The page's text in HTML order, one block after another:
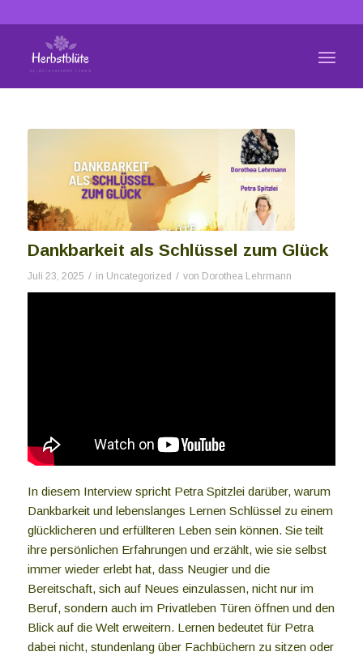
Dankbarkeit als Schlüssel zum Glück
Juli 23, 2025 / in Uncategorized / von Dorothea Lehrmann
In diesem Interview spricht Petra Spitzlei darüber, warum
Dankbarkeit und lebenslanges Lernen Schlüssel zu einem
glücklicheren und erfüllteren Leben sein können. Sie teilt
ihre persönlichen Erfahrungen und erzählt, wie sie selbst
immer wieder erlebt hat, dass Neugier und die
Bereitschaft, sich auf Neues einzulassen, nicht nur im
Beruf, sondern auch im Privatleben Türen öffnen und den
Blick auf die Welt erweitern. Lernen bedeutet für Petra
dabei nicht, stundenlang über Fachbüchern zu sitzen oder